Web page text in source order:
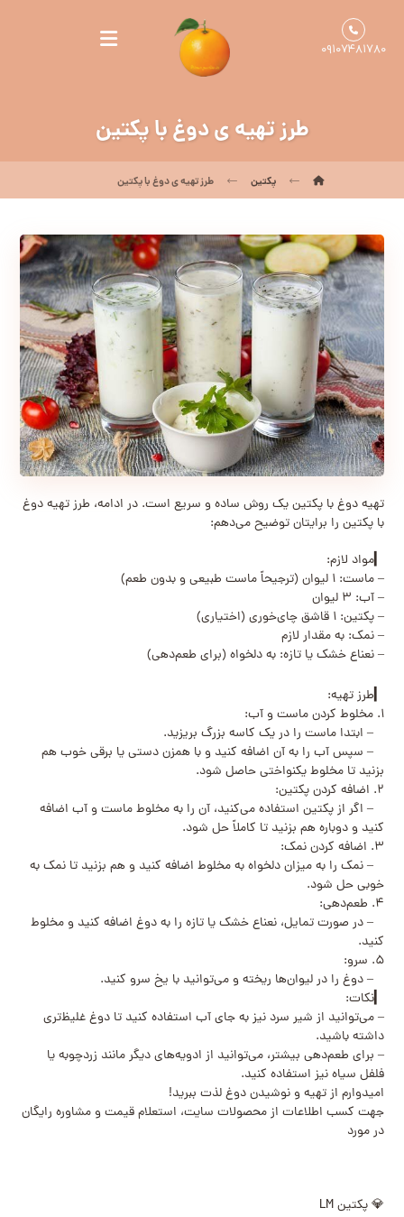
۰۹۱۰۷۴۸۱۷۸۰
طرز تهیه ی دوغ با پکتین
پکتین طرز تهیه ی دوغ با پکتین
تهیه دوغ با پکتین یک روش ساده و سریع است. در ادامه، طرز تهیه دوغ
با پکتین را برایتان توضیح می‌دهم:
▎مواد لازم:
– ماست: ۱ لیوان (ترجیحاً ماست طبیعی و بدون طعم)
– آب: ۳ لیوان
– پکتین: ۱ قاشق چای‌خوری (اختیاری)
– نمک: به مقدار لازم
– نعناع خشک یا تازه: به دلخواه (برای طعم‌دهی)
▎طرز تهیه:
۱. مخلوط کردن ماست و آب:
– ابتدا ماست را در یک کاسه بزرگ بریزید.
– سپس آب را به آن اضافه کنید و با همزن دستی یا برقی خوب هم
بزنید تا مخلوط یکنواختی حاصل شود.
۲. اضافه کردن پکتین:
– اگر از پکتین استفاده می‌کنید، آن را به مخلوط ماست و آب اضافه
کنید و دوباره هم بزنید تا کاملاً حل شود.
۳. اضافه کردن نمک:
– نمک را به میزان دلخواه به مخلوط اضافه کنید و هم بزنید تا نمک به
خوبی حل شود.
۴. طعم‌دهی:
– در صورت تمایل، نعناع خشک یا تازه را به دوغ اضافه کنید و مخلوط
کنید.
۵. سرو:
– دوغ را در لیوان‌ها ریخته و می‌توانید با یخ سرو کنید.
▎نکات:
– می‌توانید از شیر سرد نیز به جای آب استفاده کنید تا دوغ غلیظ‌تری
داشته باشید.
– برای طعم‌دهی بیشتر، می‌توانید از ادویه‌های دیگر مانند زردچوبه یا
فلفل سیاه نیز استفاده کنید.
امیدوارم از تهیه و نوشیدن دوغ لذت ببرید!
جهت کسب اطلاعات از محصولات سایت، استعلام قیمت و مشاوره رایگان
در مورد
💎 پکتین LM